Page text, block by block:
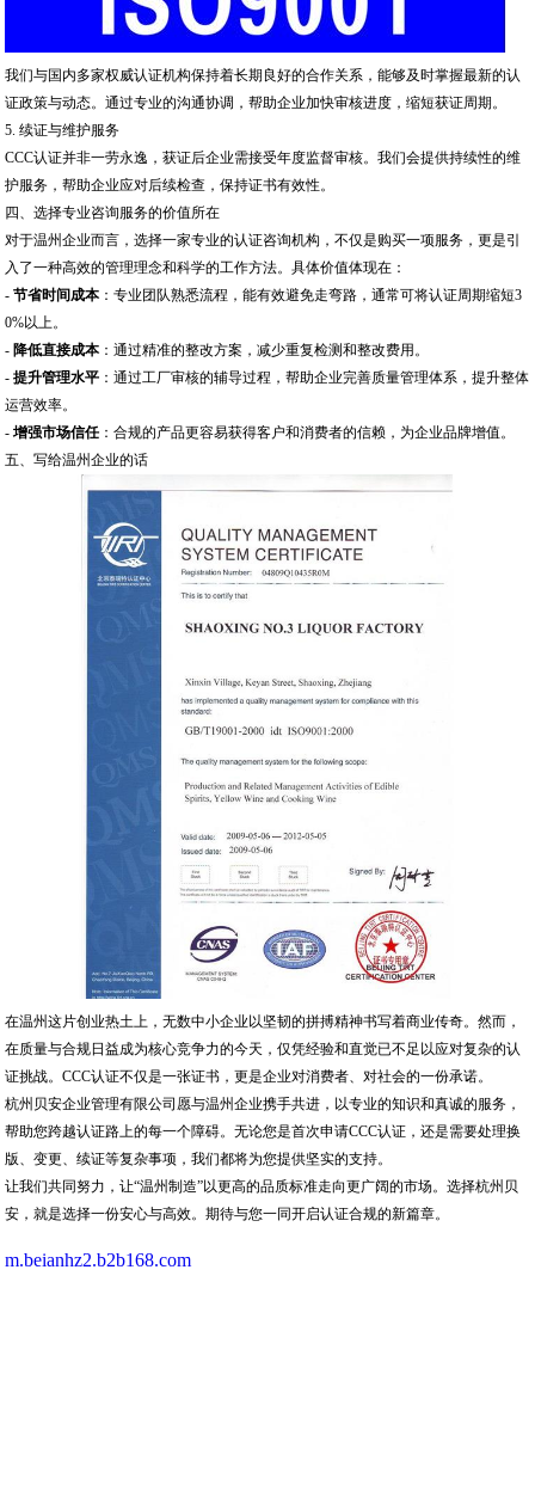
我们与国内多家权威认证机构保持着长期良好的合作关系，能够及时掌握最新的认
证政策与动态。通过专业的沟通协调，帮助企业加快审核进度，缩短获证周期。
5. 续证与维护服务
CCC认证并非一劳永逸，获证后企业需接受年度监督审核。我们会提供持续性的维
护服务，帮助企业应对后续检查，保持证书有效性。
四、选择专业咨询服务的价值所在
对于温州企业而言，选择一家专业的认证咨询机构，不仅是购买一项服务，更是引
入了一种高效的管理理念和科学的工作方法。具体价值体现在：
-节省时间成本 ：专业团队熟悉流程，能有效避免走弯路，通常可将认证周期缩短3
0%以上。
- 降低直接成本 ：通过精准的整改方案，减少重复检测和整改费用。
-提升管理水平 ：通过工厂审核的辅导过程，帮助企业完善质量管理体系，提升整体
运营效率。
-增强市场信任 ：合规的产品更容易获得客户和消费者的信赖，为企业品牌增值。
五、写给温州企业的话
在温州这片创业热土上，无数中小企业以坚韧的拼搏精神书写着商业传奇。然而，
在质量与合规日益成为核心竞争力的今天，仅凭经验和直觉已不足以应对复杂的认
证挑战。CCC认证不仅是一张证书，更是企业对消费者、对社会的一份承诺。
杭州贝安企业管理有限公司愿与温州企业携手共进，以专业的知识和真诚的服务，
帮助您跨越认证路上的每一个障碍。无论您是首次申请CCC认证，还是需要处理换
版、变更、续证等复杂事项，我们都将为您提供坚实的支持。
让我们共同努力，让“温州制造”以更高的品质标准走向更广阔的市场。选择杭州贝
安，就是选择一份安心与高效。期待与您一同开启认证合规的新篇章。
m.beianhz2.b2b168.com